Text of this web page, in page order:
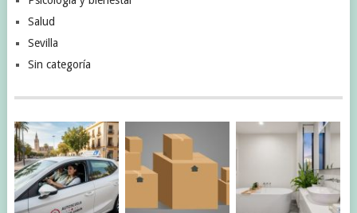
Salud
Sevilla
Sin categoría